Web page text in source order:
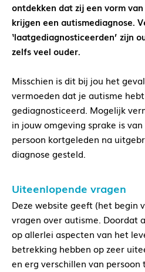
ontdekken dat zij een vorm
krijgen een autismediagnose.
‘laatgediagnosticeerden’ zijn
zelfs veel ouder.
Misschien is dit bij jou het
vermoeden dat je autisme
gediagnosticeerd. Mogelijk
in jouw omgeving sprake is
persoon kortgeleden na
diagnose gesteld.
Uiteenlopende vragen
Deze website geeft (het begin
vragen over autisme. Doordat
op allerlei aspecten van het
betrekking hebben op zeer
en erg verschillen van persoon